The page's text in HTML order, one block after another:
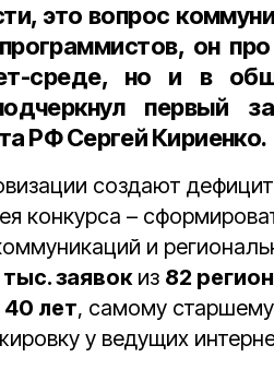
это вопрос
он
среде, но и в
первый
РФ Сергей Кириенко.
создают дефицит
конкурса –
и
тыс. заявокиз 82
40 лет, самому
у ведущих